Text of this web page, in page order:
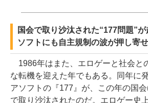
国会で取り沙汰された“177問題”
ソフトにも自主規制の波が押し寄せ
1986年はまた、エロゲーと社会と
な転機を迎えた年でもある。同年に
アソフトの『177』が、この年の国
で取り沙汰されたのだ。エロゲー史